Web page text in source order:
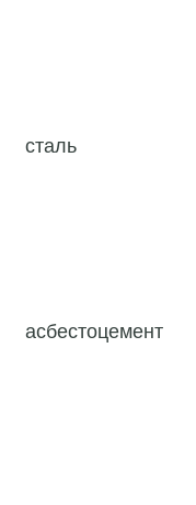
сталь
асбестоцемент